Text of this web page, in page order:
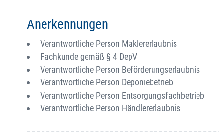
Anerkennungen
Verantwortliche Person Maklererlaubnis
Fachkunde gemäß § 4 DepV
Verantwortliche Person Beförderungserlaubnis
Verantwortliche Person Deponiebetrieb
Verantwortliche Person Entsorgungsfachbetrieb
Verantwortliche Person Händlererlaubnis